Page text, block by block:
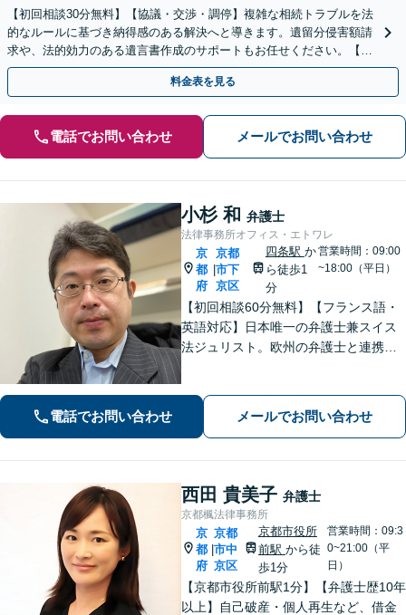
【初回相談30分無料】【協議・交渉・調停】複雑な相続トラブルを法
的なルールに基づき納得感のある解決へと導きます。遺留分侵害額請
求や、法的効力のある遺言書作成のサポートもお任せください。【京
阪丹波橋駅徒歩1分】【初回相談無料】
料金表を見る
電話でお問い合わせ メールでお問い合わせ
小杉 和 弁護士
法律事務所オフィス・エトワレ
京
都
府
|
京都
市下
京区
四条駅 か
ら徒歩1
分
営業時間：09:00
~18:00（平日）
【初回相談60分無料】【フランス語・
英語対応】日本唯一の弁護士兼スイス
法ジュリスト。欧州の弁護士と連携し
上げ／英仏日契約法務／ハーグ条約案
件などお任せ【WEB対応｜休日・夜間
電話でお問い合わせ メールでお問い合わせ
西田 貴美子 弁護士
京都楓法律事務所
京
都
府
京都
市中
京区
京都市役所
前駅 から徒
歩1分
営業時間：09:3
0~21:00（平
日）
【京都市役所前駅1分】【弁護士歴10年
以上】自己破産・個人再生など、借金